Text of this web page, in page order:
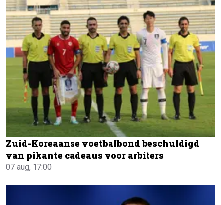
Zuid-Koreaanse voetbalbond beschuldigd
van pikante cadeaus voor arbiters
07 aug, 17:00